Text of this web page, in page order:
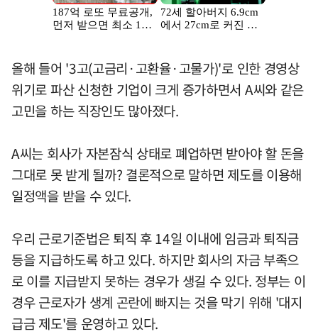
올해 들어 '3고(고금리·고환율·고물가)'로 인한 경영상
위기로 파산 신청한 기업이 크게 증가하면서 A씨와 같은
고민을 하는 직장인도 많아졌다.
A씨는 회사가 자본잠식 상태로 폐업하면 받아야 할 돈을
그대로 못 받게 될까? 결론적으로 말하면 제도를 이용해
일정액을 받을 수 있다.
우리 근로기준법은 퇴직 후 14일 이내에 임금과 퇴직금
등을 지급하도록 하고 있다. 하지만 회사의 자금 부족으
로 이를 지급받지 못하는 경우가 생길 수 있다. 정부는 이
경우 근로자가 생계 곤란에 빠지는 것을 막기 위해 '대지
급금 제도'를 운영하고 있다.